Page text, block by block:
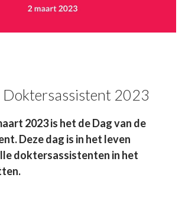
Doktersassistent 2023
2023 is het de Dag van de
Deze dag is in het leven
doktersassistenten in het